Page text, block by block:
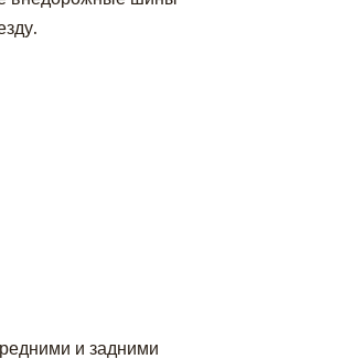
и задними